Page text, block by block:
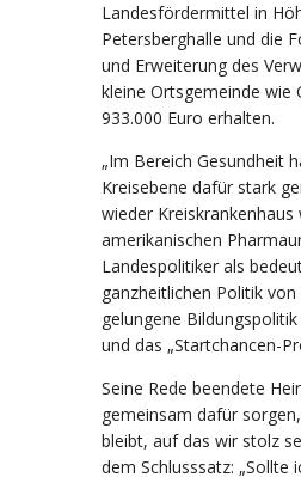
Landesfördermittel in
Petersberghalle und die
und Erweiterung des
kleine Ortsgemeinde wie
933.000 Euro erhalten.
„Im Bereich Gesundheit
Kreisebene dafür stark
wieder
amerikanischen
Landespolitiker als
ganzheitlichen Politik
gelungene
und das „Startchancen-
Seine Rede beendete
gemeinsam dafür
bleibt, auf das wir stolz
dem Schlusssatz: „Sollte